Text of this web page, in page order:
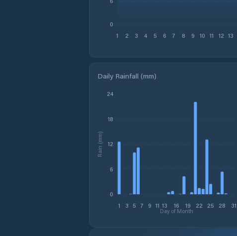
1 2 3 4 5 6 7 8 9 10 11 12 13
0
Daily Rainfall (mm)
1 3 5 7 9 11 13 16 19 22 25 28 31
Day of Month
0
6
12
18
24
Rain (mm)